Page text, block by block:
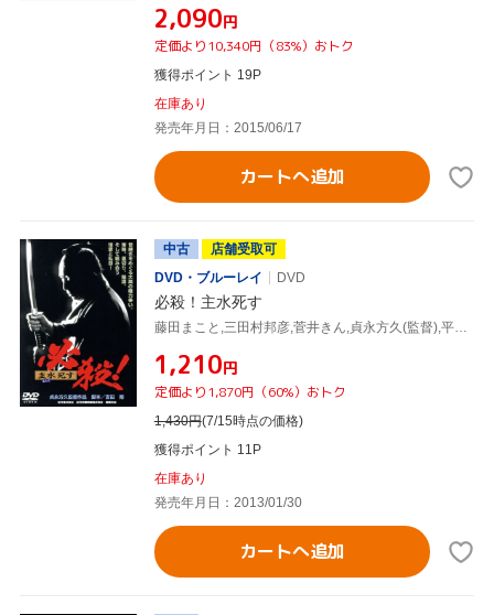
¥2,090円
定価より10,340円（83%）おトク
獲得ポイント 19P
在庫あり
発売年月日：2015/06/17
カートへ追加
中古
店舗受取可
DVD・ブルーレイ
DVD
必殺！主水死す
藤田まこと,三田村邦彦,菅井きん,貞永方久(監督),平尾昌晃(音楽)
¥1,210円
定価より1,870円（60%）おトク
1,430円(7/15時点の価格)
獲得ポイント 11P
在庫あり
発売年月日：2013/01/30
カートへ追加